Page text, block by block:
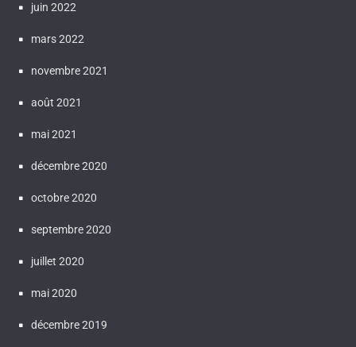
juin 2022
mars 2022
novembre 2021
août 2021
mai 2021
décembre 2020
octobre 2020
septembre 2020
juillet 2020
mai 2020
décembre 2019